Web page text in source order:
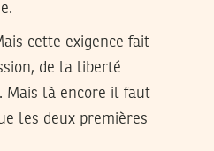
cette exigence fait
de la liberté
Mais là encore il faut
les deux premières